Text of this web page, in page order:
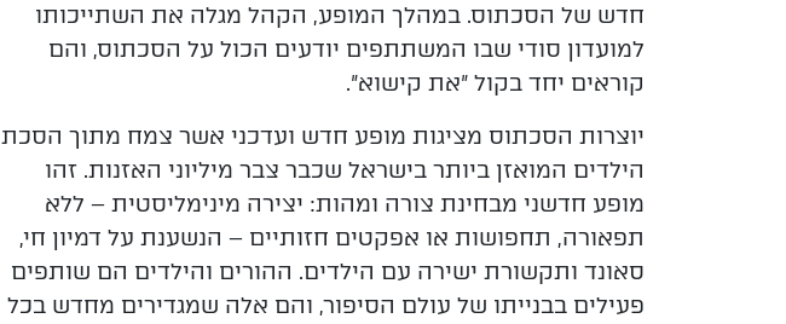
חדש של הסכתוס. במהלך המופע, הקהל מגלה את השתייכותו
למועדון סודי שבו המשתתפים יודעים הכול על הסכתוס, והם
קוראים יחד בקול "את קישוא".
יוצרות הסכתוס מציגות מופע חדש ועדכני אשר צמח מתוך הסכת
הילדים המואזן ביותר בישראל שכבר צבר מיליוני האזנות. זהו
מופע חדשני מבחינת צורה ומהות: יצירה מינימליסטית – ללא
תפאורה, תחפושות או אפקטים חזותיים – הנשענת על דמיון חי,
סאונד ותקשורת ישירה עם הילדים. ההורים והילדים הם שותפים
פעילים בבנייתו של עולם הסיפור, והם אלה שמגדירים מחדש בכל